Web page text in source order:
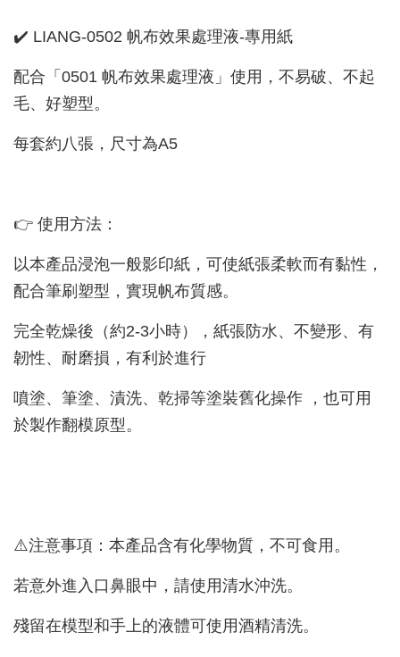
✔️ LIANG-0502 帆布效果處理液-專用紙
配合「0501 帆布效果處理液」使用，不易破、不起
毛、好塑型。
每套約八張，尺寸為A5
👉 使用方法：
以本產品浸泡一般影印紙，可使紙張柔軟而有黏性，
配合筆刷塑型，實現帆布質感。
完全乾燥後（約2-3小時），紙張防水、不變形、有
韌性、耐磨損，有利於進行
噴塗、筆塗、漬洗、乾掃等塗裝舊化操作 ，也可用
於製作翻模原型。
⚠️注意事項：本產品含有化學物質，不可食用。
若意外進入口鼻眼中，請使用清水沖洗。
殘留在模型和手上的液體可使用酒精清洗。